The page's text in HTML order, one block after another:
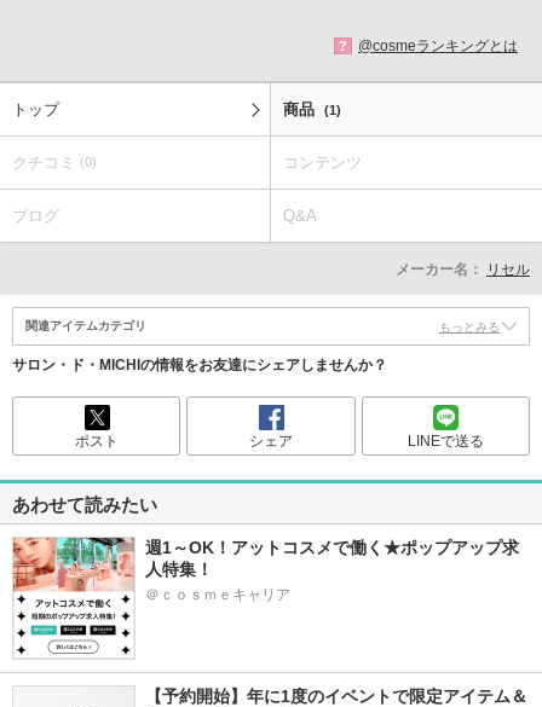
? @cosmeランキングとは
トップ 商品 (1)
クチコミ (0) コンテンツ
ブログ Q&A
メーカー名： リセル
関連アイテムカテゴリ もっとみる
サロン・ド・MICHIの情報をお友達にシェアしませんか？
ポスト シェア LINEで送る
あわせて読みたい
週1～OK！アットコスメで働く★ポップアップ求
人特集！
＠ｃｏｓｍｅキャリア
【予約開始】年に1度のイベントで限定アイテム＆